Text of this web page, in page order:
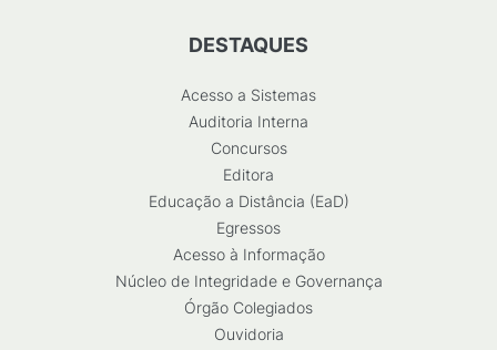
DESTAQUES
Acesso a Sistemas
Auditoria Interna
Concursos
Editora
Educação a Distância (EaD)
Egressos
Acesso à Informação
Núcleo de Integridade e Governança
Órgão Colegiados
Ouvidoria